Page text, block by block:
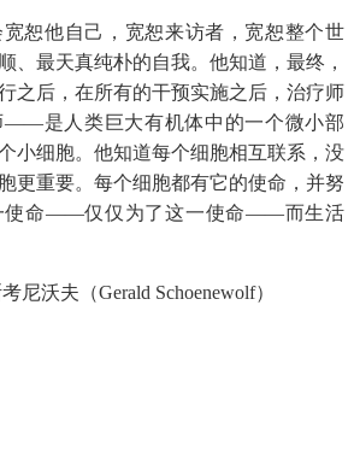
恕他自己，宽恕来访者，宽恕整个世
、最天真纯朴的自我。他知道，最终，
之后，在所有的干预实施之后，治疗师
——是人类巨大有机体中的一个微小部
小细胞。他知道每个细胞相互联系，没
更重要。每个细胞都有它的使命，并努
使命——仅仅为了这一使命——而生活
尼沃夫（Gerald Schoenewolf）